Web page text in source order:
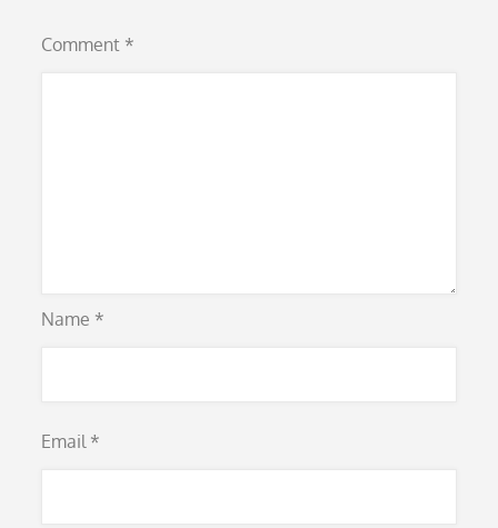
Comment *
Name *
Email *